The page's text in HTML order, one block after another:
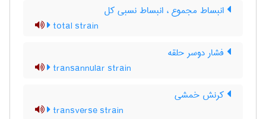
انبساط مجموع ، انبساط نسبی کل
total strain
فشار دوسر حلقه
transannular strain
کرنش خمشی
transverse strain